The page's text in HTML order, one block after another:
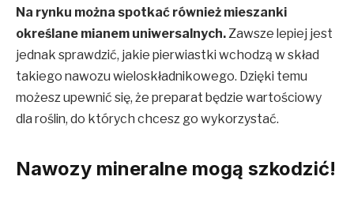
Na rynku można spotkać również mieszanki
określane mianem uniwersalnych.Zawsze lepiej jest
jednak sprawdzić, jakie pierwiastki wchodzą w skład
takiego nawozu wieloskładnikowego. Dzięki temu
możesz upewnić się, że preparat będzie wartościowy
dla roślin, do których chcesz go wykorzystać.
Nawozy mineralne mogą szkodzić!